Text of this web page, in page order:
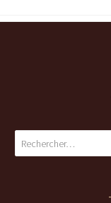
Rechercher :